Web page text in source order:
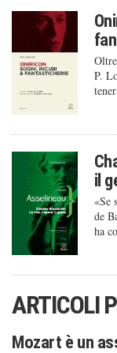
P.
il
«Se
de
ha
ARTICOLI
Mozart è un